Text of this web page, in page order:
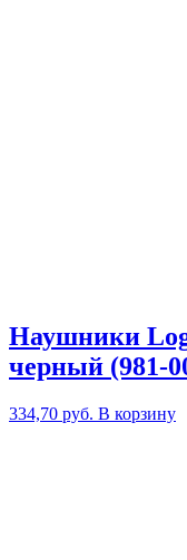
Наушники
черный (981-
334,70 руб. В корзину